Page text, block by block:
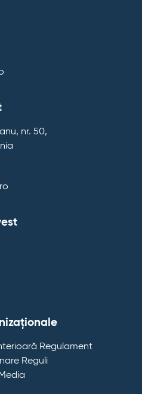
nr. 50,
Regulament
Reguli